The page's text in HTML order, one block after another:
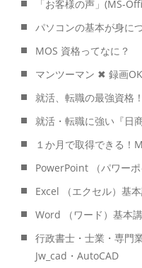
「お客様の声」(MS-
パソコンの基本が身に
MOS 資格ってなに？
マンツーマン ✖ 録画
就活、転職の最強資格
就活・転職に強い『日
１か月で取得できる！
PowerPoint （パワー
Excel （エクセル）基
Word （ワード）基本
行政書士・士業・専門
Jw_cad・AutoCAD